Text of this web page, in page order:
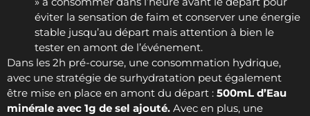
éviter la sensation de faim et conserver une énergie
stable jusqu’au départ mais attention à bien le
tester en amont de l’événement.
Dans les 2h pré-course, une consommation hydrique,
avec une stratégie de surhydratation peut également
être mise en place en amont du départ : 500mL d’Eau
minérale avec 1g de sel ajouté. Avec en plus, une